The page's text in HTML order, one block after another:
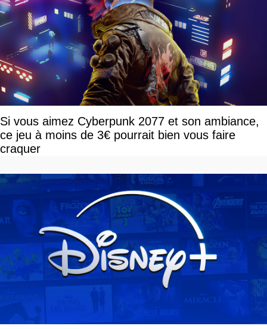
Si vous aimez Cyberpunk 2077 et son ambiance,
ce jeu à moins de 3€ pourrait bien vous faire
craquer